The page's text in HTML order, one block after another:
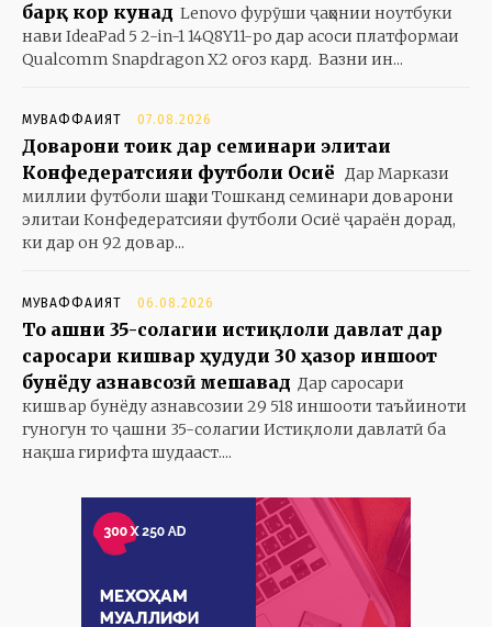
барқ кор кунад Lenovo фурӯши ҷаҳонии ноутбуки
нави IdeaPad 5 2-in-1 14Q8Y11-ро дар асоси платформаи
Qualcomm Snapdragon X2 оғоз кард. Вазни ин...
МУВАФФАҚИЯТ 07.08.2026
Доварони тоҷик дар семинари элитаи
Конфедератсияи футболи Осиё Дар Маркази
миллии футболи шаҳри Тошканд семинари доварони
элитаи Конфедератсияи футболи Осиё ҷараён дорад,
ки дар он 92 довар...
МУВАФФАҚИЯТ 06.08.2026
То ҷашни 35-солагии истиқлоли давлат дар
саросари кишвар ҳудуди 30 ҳазор иншоот
бунёду азнавсозӣ мешавад Дар саросари
кишвар бунёду азнавсозии 29 518 иншооти таъйиноти
гуногун то ҷашни 35-солагии Истиқлоли давлатӣ ба
нақша гирифта шудааст....